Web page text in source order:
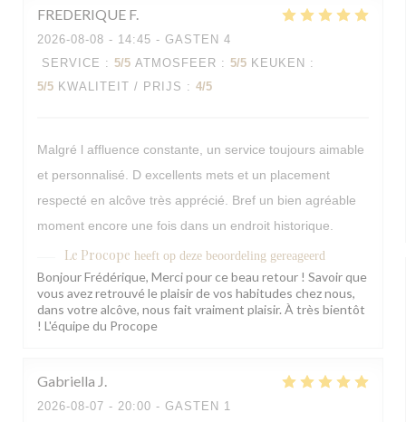
FREDERIQUE F
2026-08-08 - 14:45 - GASTEN 4
SERVICE : 5/5 ATMOSFEER : 5/5 KEUKEN :
5/5 KWALITEIT / PRIJS : 4/5
Malgré l affluence constante, un service toujours aimable
et personnalisé. D excellents mets et un placement
respecté en alcôve très apprécié. Bref un bien agréable
moment encore une fois dans un endroit historique.
Le Procope heeft op deze beoordeling gereageerd
Bonjour Frédérique, Merci pour ce beau retour ! Savoir que
vous avez retrouvé le plaisir de vos habitudes chez nous,
dans votre alcôve, nous fait vraiment plaisir. À très bientôt
! L'équipe du Procope
Gabriella J
2026-08-07 - 20:00 - GASTEN 1